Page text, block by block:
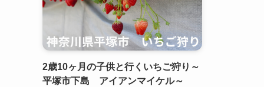
2歳10ヶ月の子供と行くいちご狩り～
平塚市下島 アイアンマイケル～